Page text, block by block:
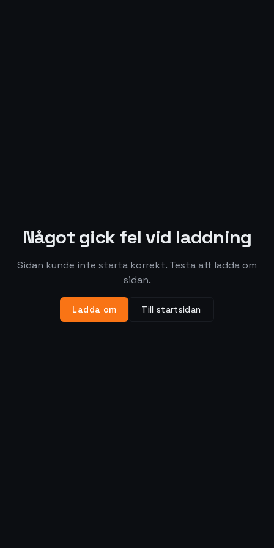
Något gick fel vid laddning
Sidan kunde inte starta korrekt. Testa att ladda om
sidan.
Ladda om Till startsidan